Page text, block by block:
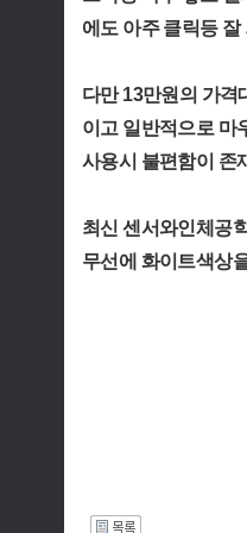
에도 아주 클릭등
다만 13만원의 가격
이고 일반적으로 마
사용시 불편함이 존
최신 센서와인체공
무선에 화이트색상